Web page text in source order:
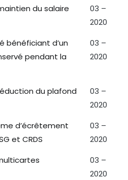
du salaire
03 –
2020
bénéficiant d’un
pendant la
03 –
2020
du plafond
03 –
2020
d’écrêtement
et CRDS
03 –
2020
03 –
2020